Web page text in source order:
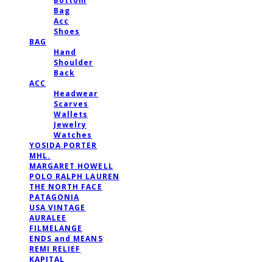
Bag
Acc
Shoes
BAG
Hand
Shoulder
Back
ACC
Headwear
Scarves
Wallets
Jewelry
Watches
YOSIDA PORTER
MHL.
MARGARET HOWELL
POLO RALPH LAUREN
THE NORTH FACE
PATAGONIA
USA VINTAGE
AURALEE
FILMELANGE
ENDS and MEANS
REMI RELIEF
KAPITAL